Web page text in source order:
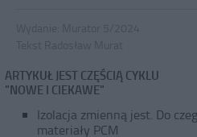
ARTYKUŁ JEST CZĘŚCIĄ CYKLU
"NOWE I CIEKAWE"
Izolacja zmienną jest. Do
materiały PCM